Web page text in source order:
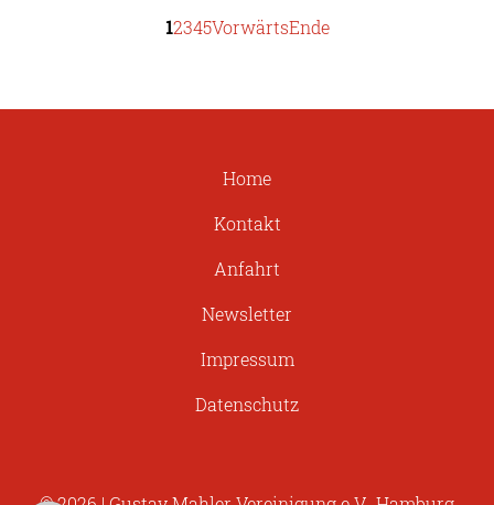
12345VorwärtsEnde
Home
Kontakt
Anfahrt
Newsletter
Impressum
Datenschutz